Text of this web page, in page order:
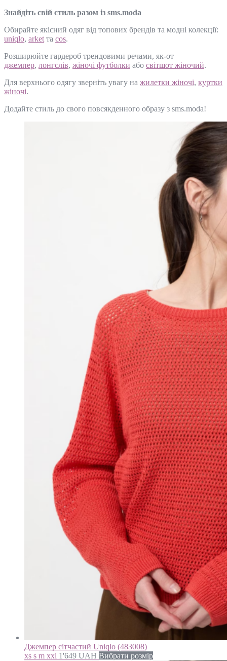
Знайдіть свій стиль разом із sms.moda
Обирайте якісний одяг від топових брендів та модні колекції:
uniqlo, arket та cos.
Розширюйте гардероб трендовими речами, як-от
джемпер, лонгслів, жіночі футболки або світшот жіночий.
Для верхнього одягу зверніть увагу на жилетки жіночі, куртки
жіночі.
Додайте стиль до свого повсякденного образу з sms.moda!
Джемпер сітчастий Uniqlo (483008)
xs s m xxl 1'649 UAH Вибрати розмір